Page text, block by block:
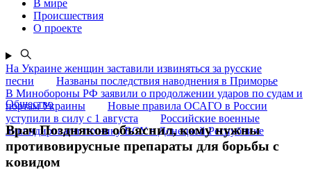
В мире
Происшествия
О проекте
На Украине женщин заставили извиняться за русские
песни
Названы последствия наводнения в Приморье
В Минобороны РФ заявили о продолжении ударов по судам и
портам Украины
Новые правила ОСАГО в России
уступили в силу с 1 августа
Российские военные
ликвидировали технику ВСУ в Донецкой Республике
Общество
Врач Поздняков объяснил, кому нужны
противовирусные препараты для борьбы с
ковидом